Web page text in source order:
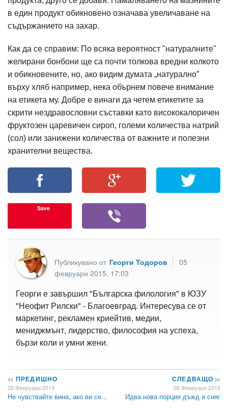
в един продукт обикновено означава увеличаване на
съдържанието на захар.
Как да се справим: По всяка вероятност "натуралните"
желирани бонбони ще са почти толкова вредни колкото
и обикновените, но, ако видим думата „натурално”
върху хляб например, нека обърнем повече внимание
на етикета му. Добре е винаги да четем етикетите за
скрити нездравословни съставки като висококалоричен
фруктозен царевичен сироп, големи количества натрий
(сол) или занижени количества от важните и полезни
хранителни вещества.
Save
Публикувано от Георги Тодоров
05
февруари 2015, 17:03
Георги е завършил "Българска филология" в ЮЗУ
"Неофит Рилски" - Благоевград. Интересува се от
маркетинг, рекламен криейтив, медии,
мениджмънт, лидерство, философия на успеха,
бързи коли и умни жени.
<< ПРЕДИШНО
05 Февруари 2015
Не чувствайте вина, ако ви се...
СЛЕДВАЩО>>
05 Февруари 2015
Идва нова порция дъжд и сняг